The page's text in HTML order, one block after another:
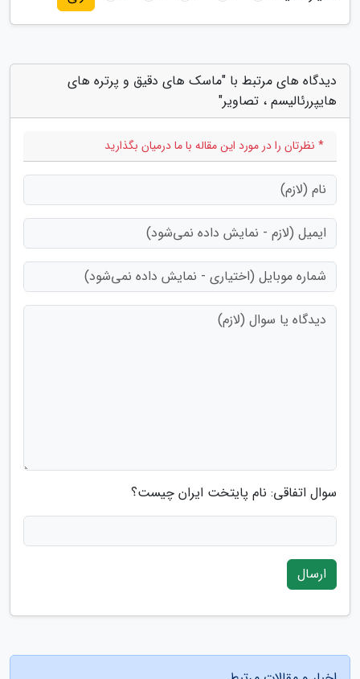
دیدگاه های مرتبط با "ماسک های دقیق و پرتره های
هایپررئالیسم ، تصاویر"
* نظرتان را در مورد این مقاله با ما درمیان بگذارید
سوال اتفاقی: نام پایتخت ایران چیست؟
ارسال